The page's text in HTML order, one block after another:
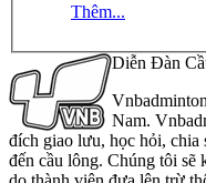
Thêm...
Diễn Đàn
Nam.
đích giao lưu, học hỏi, chia
đến cầu lông. Chúng tôi sẽ